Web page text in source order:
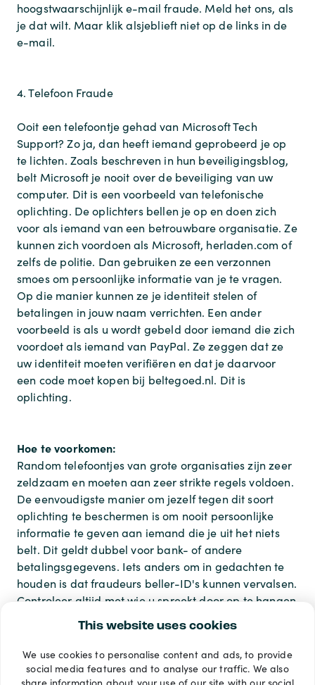
This website uses cookies
We use cookies to personalise content and ads, to provide
social media features and to analyse our traffic. We also
hoogstwaarschijnlijk e-mail fraude. Meld het ons, als
je dat wilt. Maar klik alsjeblieft niet op de links in de
e-mail.
4. Telefoon Fraude
Ooit een telefoontje gehad van Microsoft Tech
Support? Zo ja, dan heeft iemand geprobeerd je op
te lichten. Zoals beschreven in hun beveiligingsblog,
belt Microsoft je nooit over de beveiliging van uw
computer. Dit is een voorbeeld van telefonische
oplichting. De oplichters bellen je op en doen zich
voor als iemand van een betrouwbare organisatie. Ze
kunnen zich voordoen als Microsoft, herladen.com of
zelfs de politie. Dan gebruiken ze een verzonnen
smoes om persoonlijke informatie van je te vragen.
Op die manier kunnen ze je identiteit stelen of
betalingen in jouw naam verrichten. Een ander
voorbeeld is als u wordt gebeld door iemand die zich
voordoet als iemand van PayPal. Ze zeggen dat ze
uw identiteit moeten verifiëren en dat je daarvoor
een code moet kopen bij beltegoed.nl. Dit is
oplichting.
Hoe te voorkomen:
Random telefoontjes van grote organisaties zijn zeer
zeldzaam en moeten aan zeer strikte regels voldoen.
De eenvoudigste manier om jezelf tegen dit soort
oplichting te beschermen is om nooit persoonlijke
informatie te geven aan iemand die je uit het niets
belt. Dit geldt dubbel voor bank- of andere
betalingsgegevens. Iets anders om in gedachten te
houden is dat fraudeurs beller-ID's kunnen vervalsen.
Controleer altijd met wie u spreekt door op te hangen
en terug te bellen.
Betaalmethoden